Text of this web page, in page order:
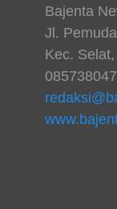
Bajenta
Jl.
Kec.